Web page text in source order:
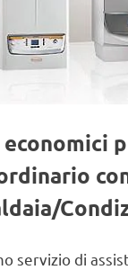
economici
servizio di